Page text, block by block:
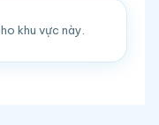
khu vực này.